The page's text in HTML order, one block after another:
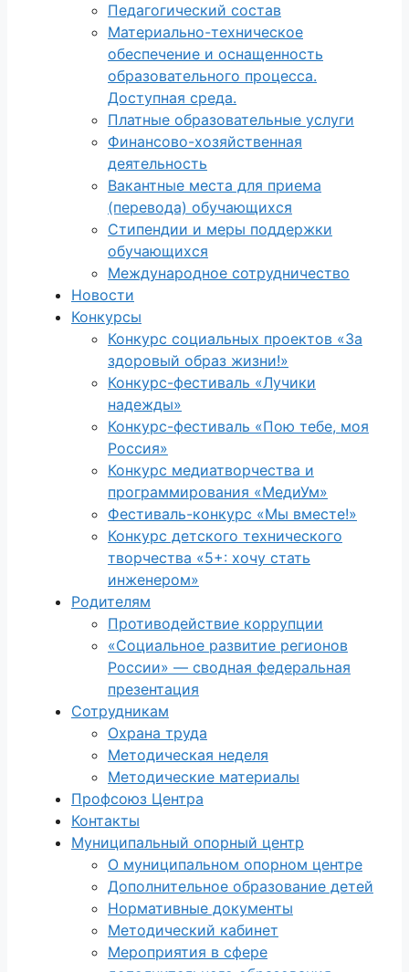
Педагогический состав
Материально-техническое
обеспечение и оснащенность
образовательного процесса.
Доступная среда.
Платные образовательные услуги
Финансово-хозяйственная
деятельность
Вакантные места для приема
(перевода) обучающихся
Стипендии и меры поддержки
обучающихся
Международное сотрудничество
Новости
Конкурсы
Конкурс социальных проектов «За
здоровый образ жизни!»
Конкурс-фестиваль «Лучики
надежды»
Конкурс-фестиваль «Пою тебе, моя
Россия»
Конкурс медиатворчества и
программирования «МедиУм»
Фестиваль-конкурс «Мы вместе!»
Конкурс детского технического
творчества «5+: хочу стать
инженером»
Родителям
Противодействие коррупции
«Социальное развитие регионов
России» — сводная федеральная
презентация
Сотрудникам
Охрана труда
Методическая неделя
Методические материалы
Профсоюз Центра
Контакты
Муниципальный опорный центр
О муниципальном опорном центре
Дополнительное образование детей
Нормативные документы
Методический кабинет
Мероприятия в сфере